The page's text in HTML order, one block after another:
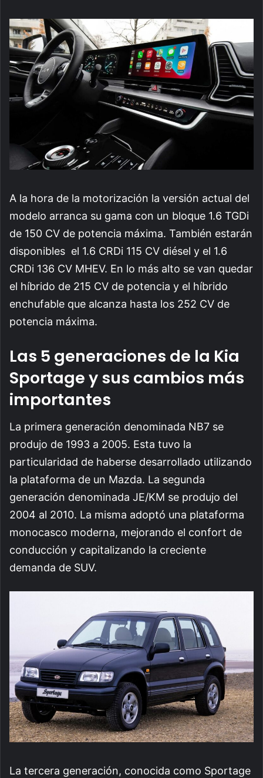
A la hora de la motorización la versión actual del
modelo arranca su gama con un bloque 1.6 TGDi
de 150 CV de potencia máxima. También estarán
disponibles el 1.6 CRDi 115 CV diésel y el 1.6
CRDi 136 CV MHEV. En lo más alto se van quedar
el híbrido de 215 CV de potencia y el híbrido
enchufable que alcanza hasta los 252 CV de
potencia máxima.
Las 5 generaciones de la Kia
Sportage y sus cambios más
importantes
La primera generación denominada NB7 se
produjo de 1993 a 2005. Esta tuvo la
particularidad de haberse desarrollado utilizando
la plataforma de un Mazda. La segunda
generación denominada JE/KM se produjo del
2004 al 2010. La misma adoptó una plataforma
monocasco moderna, mejorando el confort de
conducción y capitalizando la creciente
demanda de SUV.
La tercera generación, conocida como Sportage